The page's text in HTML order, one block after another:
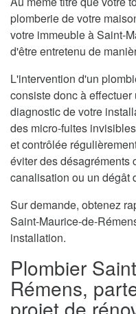
plomberie de votre
votre immeuble à Saint-
d'être entretenu de
L'intervention d'un
consiste donc à
diagnostic de votre
des micro-fuites
et contrôlée
éviter des désagréments
canalisation ou un dégât
Sur demande, obtenez
Saint-Maurice-de-
installation.
Plombier
Rémens,
projet de